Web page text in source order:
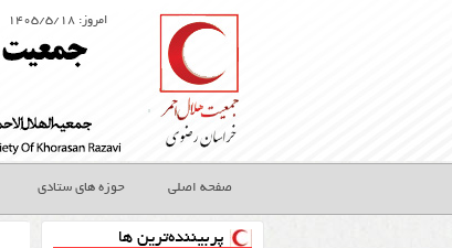
امروز: ۱۴۰۵/۵/۱۸
صفحه اصلی حوزه های ستادی
پربیننده‌ترین ها